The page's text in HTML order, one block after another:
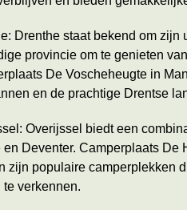
Drenthe staat bekend om
provincie om te genieten
De Voscheheugte in
en de prachtige Drentse
Overijssel biedt een
Deventer. Camperplaats De
zijn populaire camperplekken
te verkennen.